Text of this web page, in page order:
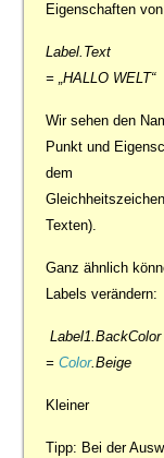
Eigenschaften
Label.Text
= „HALLO WELT“
Wir sehen den
Punkt und
dem
Texten).
Ganz ähnlich
Labels verändern:
Label1.BackColor
=Color.Beige
Kleiner
Tipp: Bei der